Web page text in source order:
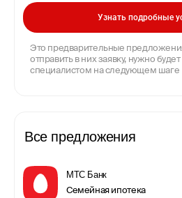
Узнать подробные
Это предварительные
отправить в них заявку, нужно будет
специалистом на следующем шаге
Все предложения
МТС Банк
Семейная ипотека